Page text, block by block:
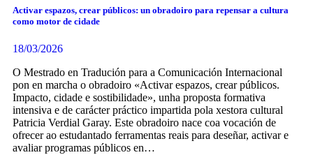
Activar espazos, crear públicos: un obradoiro para repensar a cultura
como motor de cidade
18/03/2026
O Mestrado en Tradución para a Comunicación Internacional
pon en marcha o obradoiro «Activar espazos, crear públicos.
Impacto, cidade e sostibilidade», unha proposta formativa
intensiva e de carácter práctico impartida pola xestora cultural
Patricia Verdial Garay. Este obradoiro nace coa vocación de
ofrecer ao estudantado ferramentas reais para deseñar, activar e
avaliar programas públicos en…